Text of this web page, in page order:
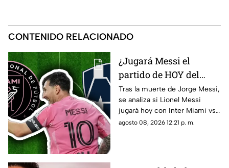
CONTENIDO RELACIONADO
¿Jugará Messi el
partido de HOY del
Inter Miami vs
Monterrey tras la
muerte de su padre?
Esto se sabe
Tras la muerte de Jorge Messi,
se analiza si Lionel Messi
jugará hoy con Inter Miami vs
Monterrey por la Leagues Cup.
agosto 08, 2026 12:21 p. m.